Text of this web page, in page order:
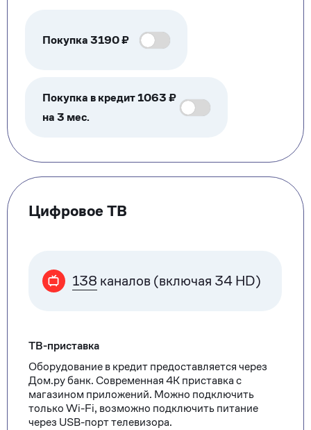
Покупка3190₽
Покупка в кредит 1063 ₽
на 3 мес.
Цифровое ТВ
138 каналов (включая 34 HD)
ТВ-приставка
Оборудование в кредит предоставляется через
Дом.ру банк. Современная 4К приставка с
магазином приложений. Можно подключить
только Wi-Fi, возможно подключить питание
через USB-порт телевизора.